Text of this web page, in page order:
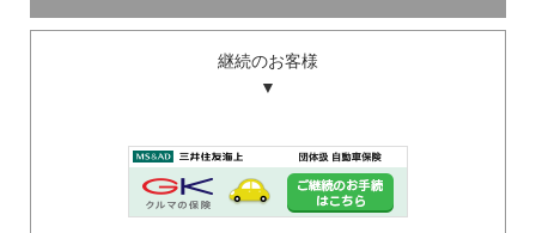
継続のお客様
▼